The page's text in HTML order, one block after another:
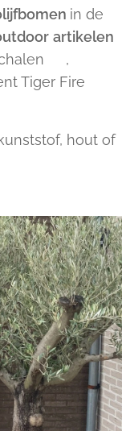
in de
artikelen
🔥,
Tiger Fire
hout of